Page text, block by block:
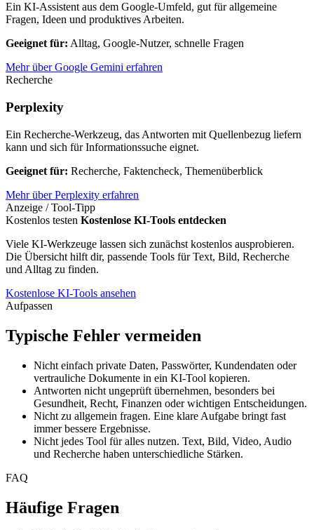
Ein KI-Assistent aus dem Google-Umfeld, gut für allgemeine
Fragen, Ideen und produktives Arbeiten.
Geeignet für: Alltag, Google-Nutzer, schnelle Fragen
Mehr über Google Gemini erfahren
Recherche
Perplexity
Ein Recherche-Werkzeug, das Antworten mit Quellenbezug liefern
kann und sich für Informationssuche eignet.
Geeignet für: Recherche, Faktencheck, Themenüberblick
Mehr über Perplexity erfahren
Anzeige / Tool-Tipp
Kostenlos testen Kostenlose KI-Tools entdecken
Viele KI-Werkzeuge lassen sich zunächst kostenlos ausprobieren.
Die Übersicht hilft dir, passende Tools für Text, Bild, Recherche
und Alltag zu finden.
Kostenlose KI-Tools ansehen
Aufpassen
Typische Fehler vermeiden
Nicht einfach private Daten, Passwörter, Kundendaten oder
vertrauliche Dokumente in ein KI-Tool kopieren.
Antworten nicht ungeprüft übernehmen, besonders bei
Gesundheit, Recht, Finanzen oder wichtigen Entscheidungen.
Nicht zu allgemein fragen. Eine klare Aufgabe bringt fast
immer bessere Ergebnisse.
Nicht jedes Tool für alles nutzen. Text, Bild, Video, Audio
und Recherche haben unterschiedliche Stärken.
FAQ
Häufige Fragen